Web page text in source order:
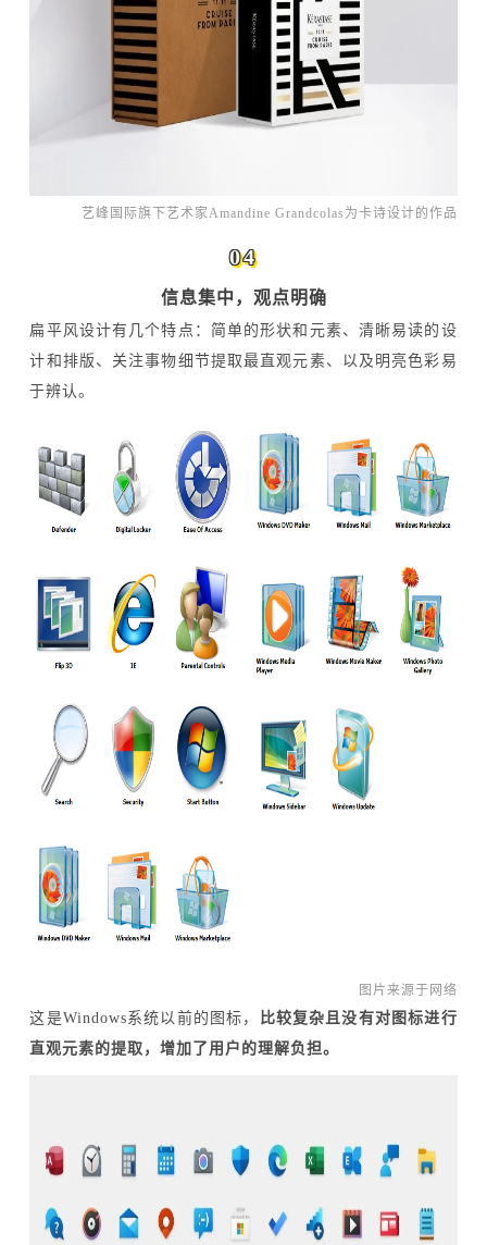
艺峰国际旗下艺术家Amandine Grandcolas为卡诗设计的作品
04
信息集中，观点明确
扁平风设计有几个特点：简单的形状和元素、清晰易读的设
计和排版、关注事物细节提取最直观元素、以及明亮色彩易
于辨认。
图片来源于网络
这是Windows系统以前的图标，
比较复杂且没有对图标进行
直观元素的提取，增加了用户的理解负担。